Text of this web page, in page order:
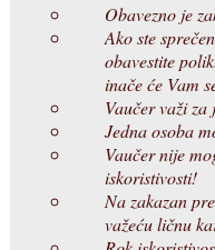
Obavezno je
Ako ste
obavestite
inače će Vam
Vaučer važi za
Jedna osoba
Vaučer nije
iskoristivosti!
Na zakazan
važeću ličnu